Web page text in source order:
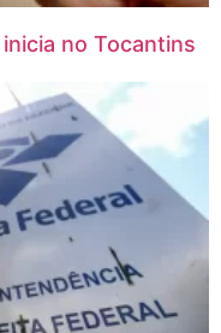
no Tocantins